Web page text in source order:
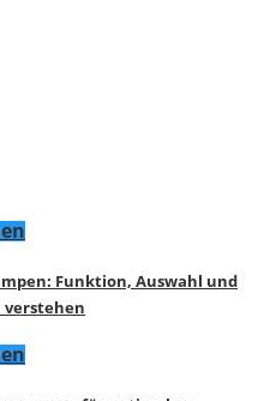
Funktion, Auswahl und
verstehen